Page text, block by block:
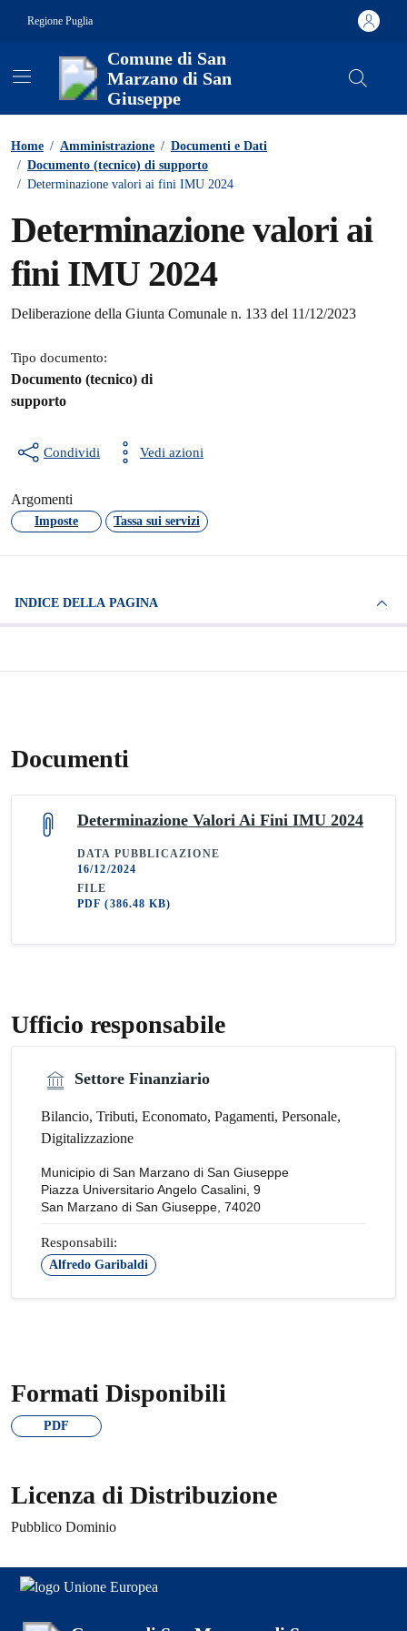
Regione Puglia
Comune di San
Marzano di San
Giuseppe
Home / Amministrazione / Documenti e Dati
/ Documento (tecnico) di supporto
/ Determinazione valori ai fini IMU 2024
Determinazione valori ai
fini IMU 2024
Dettagli del documento
Deliberazione della Giunta Comunale n. 133 del 11/12/2023
Tipo documento:
Documento (tecnico) di
supporto
Condividi Vedi azioni
Argomenti
Imposte Tassa sui servizi
INDICE DELLA PAGINA
Documenti
Determinazione Valori Ai Fini IMU 2024
DATA PUBBLICAZIONE
16/12/2024
FILE
PDF(386.48 KB)
Ufficio responsabile
Settore Finanziario
Bilancio, Tributi, Economato, Pagamenti, Personale,
Digitalizzazione
Municipio di San Marzano di San Giuseppe
Piazza Universitario Angelo Casalini, 9
San Marzano di San Giuseppe, 74020
Responsabili:
Alfredo Garibaldi
Formati Disponibili
PDF
Licenza di Distribuzione
Pubblico Dominio